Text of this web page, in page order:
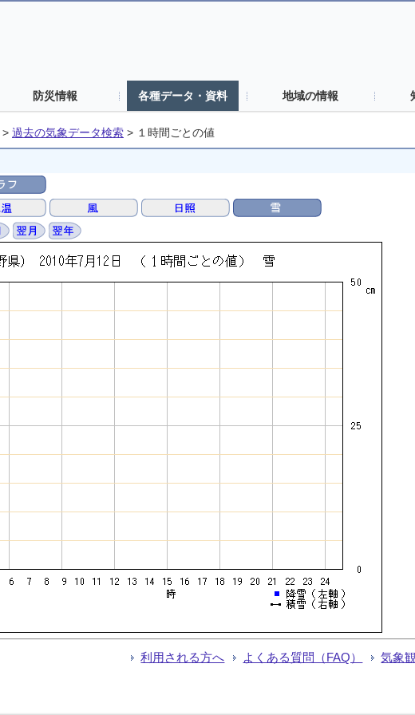
防災情報 各種データ・資料 地域の情報
> 過去の気象データ検索 > １時間ごとの値
利用される方へ よくある質問（FAQ） 気象